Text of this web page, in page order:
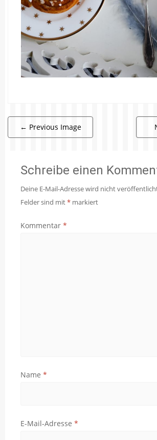
← Previous Image
Schreibe einen
Deine E-Mail-Adresse wird nicht
Felder sind mit* markiert
Kommentar *
Name *
E-Mail-Adresse *